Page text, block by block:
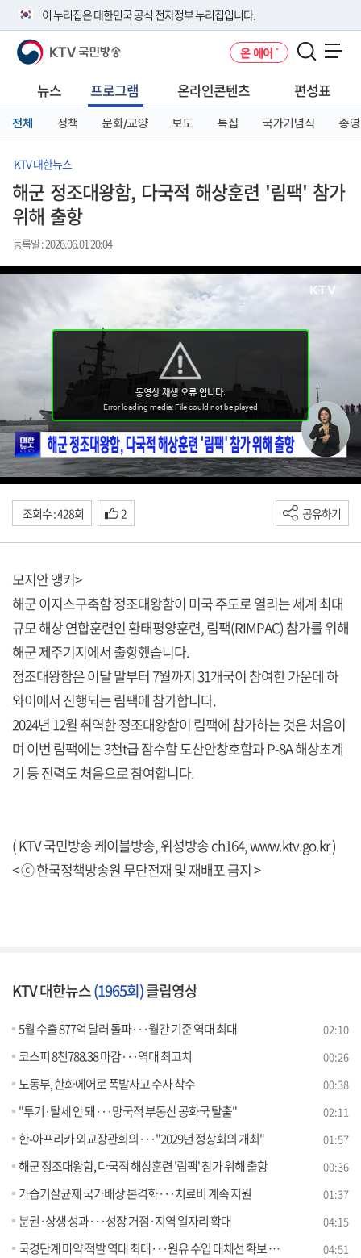
이 누리집은 대한민국 공식 전자정부 누리집입니다.
공식 누리집 주소 확인하기
니다.
이밖에 or.kr 또는 .kr등 다른 도메인 주소를 사용하고 있다면 아래 URL에
서 도메인 주소를 확인해 보세요
KTV 국민방송 온 에어
뉴스 프로그램 온라인콘텐츠 편성표
전체 정책 문화/교양 보도 특집 국가기념식 종영
KTV 대한뉴스
해군 정조대왕함, 다국적 해상훈련 '림팩' 참가
위해 출항
등록일 : 2026.06.01 20:04
조회수 : 428회 2 공유하기
모지안 앵커>
해군 이지스구축함 정조대왕함이 미국 주도로 열리는 세계 최대
규모 해상 연합훈련인 환태평양훈련, 림팩(RIMPAC) 참가를 위해
해군 제주기지에서 출항했습니다.
정조대왕함은 이달 말부터 7월까지 31개국이 참여한 가운데 하
와이에서 진행되는 림팩에 참가합니다.
2024년 12월 취역한 정조대왕함이 림팩에 참가하는 것은 처음이
며 이번 림팩에는 3천t급 잠수함 도산안창호함과 P-8A 해상초계
기 등 전력도 처음으로 참여합니다.
( KTV 국민방송 케이블방송, 위성방송 ch164,www.ktv.go.kr)
< ⓒ 한국정책방송원 무단전재 및 재배포 금지 >
KTV 대한뉴스(1965회)클립영상
5월 수출 877억 달러 돌파···월간 기준 역대 최대 02:10
코스피 8천788.38 마감···역대 최고치 00:26
노동부, 한화에어로 폭발사고 수사 착수 00:38
"투기·탈세 안 돼···망국적 부동산 공화국 탈출" 02:11
한-아프리카 외교장관회의···"2029년 정상회의 개최" 01:57
해군 정조대왕함, 다국적 해상훈련 '림팩' 참가 위해 출항 00:36
가습기살균제 국가배상 본격화···치료비 계속 지원 01:37
분권·상생 성과···성장 거점·지역 일자리 확대 04:15
국경단계 마약 적발 역대 최대···원유 수입 대체선 확보 [뉴스의 맥] 04:51